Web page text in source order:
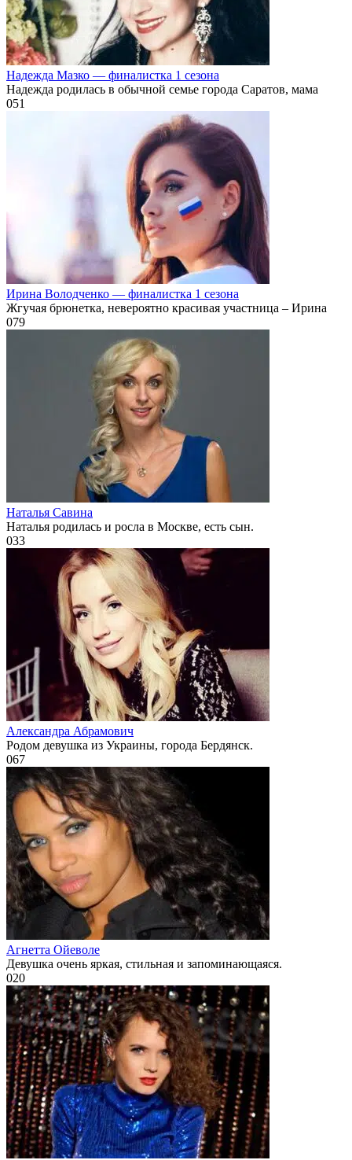
Надежда Мазко — финалистка 1 сезона
Надежда родилась в обычной семье города Саратов, мама
051
Ирина Володченко — финалистка 1 сезона
Жгучая брюнетка, невероятно красивая участница – Ирина
079
Наталья Савина
Наталья родилась и росла в Москве, есть сын.
033
Александра Абрамович
Родом девушка из Украины, города Бердянск.
067
Агнетта Ойеволе
Девушка очень яркая, стильная и запоминающаяся.
020